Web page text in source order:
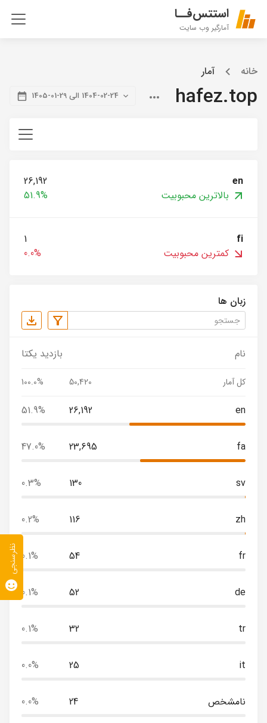
استتس‌فــا
آمارگیر وب سایت
خانه آمار
hafez.top 1404-02-24 الی 29-01-1405
en
26,192
بالاترین محبوبیت
51.9%
fi
1
کمترین محبوبیت
0.0%
زبان ها
نام بازدید یکتا
کل آمار 50,420
100.0%
en
26,192
51.9%
fa
23,695
47.0%
sv
130
0.3%
zh
116
0.2%
fr
54
0.1%
de
52
0.1%
tr
32
0.1%
it
25
0.0%
نامشخص 24
0.0%
نظرسنجی